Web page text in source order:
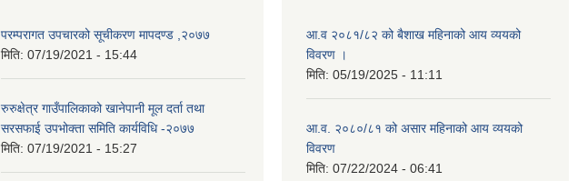
परम्परागत उपचारको सूचीकरण मापदण्ड ,२०७७
मिति: 07/19/2021 - 15:44
रुरुक्षेत्र गाउँपालिकाको खानेपानी मूल दर्ता तथा
सरसफाई उपभोक्ता समिति कार्यविधि -२०७७
मिति: 07/19/2021 - 15:27
आ.व २०८१/८२ को बैशाख महिनाको आय व्ययको
विवरण ।
मिति: 05/19/2025 - 11:11
आ.व. २०८०/८१ को असार महिनाको आय व्ययको
विवरण
मिति: 07/22/2024 - 06:41